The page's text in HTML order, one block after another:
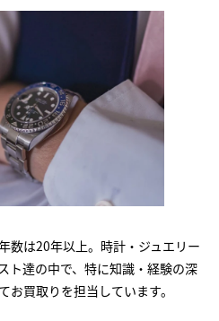
数は20年以上。時計・ジュエリー
ト達の中で、特に知識・経験の深
買取りを担当しています。